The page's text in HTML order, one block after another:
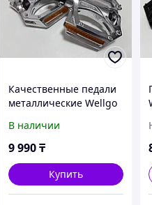
Качественные педали
металлические Wellgo
RED. Рассрочка.
В наличии
9 990₸
Купить